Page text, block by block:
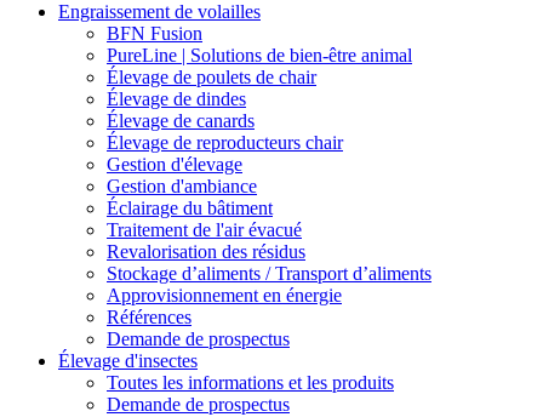
Engraissement de volailles
BFN Fusion
PureLine | Solutions de bien-être animal
Élevage de poulets de chair
Élevage de dindes
Élevage de canards
Élevage de reproducteurs chair
Gestion d'élevage
Gestion d'ambiance
Éclairage du bâtiment
Traitement de l'air évacué
Revalorisation des résidus
Stockage d’aliments / Transport d’aliments
Approvisionnement en énergie
Références
Demande de prospectus
Élevage d'insectes
Toutes les informations et les produits
Demande de prospectus